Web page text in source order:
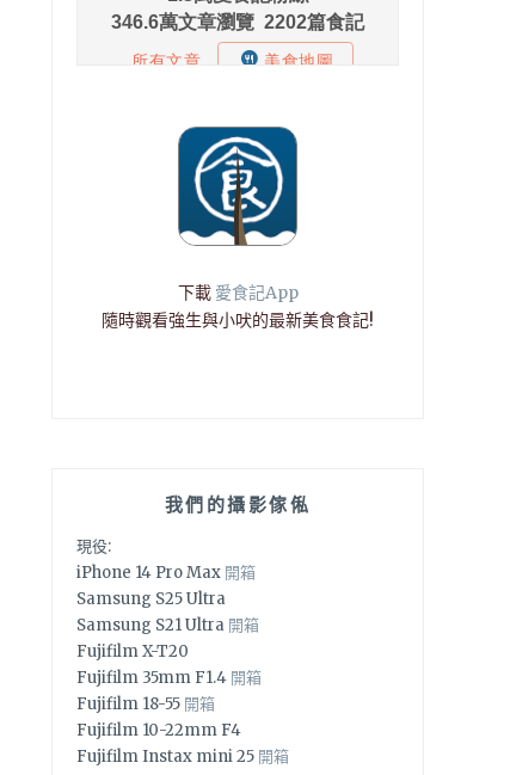
下載 愛食記App
隨時觀看強生與小吠的最新美食食記!
我們的攝影傢俬
現役:
iPhone 14 Pro Max 開箱
Samsung S25 Ultra
Samsung S21 Ultra 開箱
Fujifilm X-T20
Fujifilm 35mm F1.4 開箱
Fujifilm 18-55 開箱
Fujifilm 10-22mm F4
Fujifilm Instax mini 25 開箱